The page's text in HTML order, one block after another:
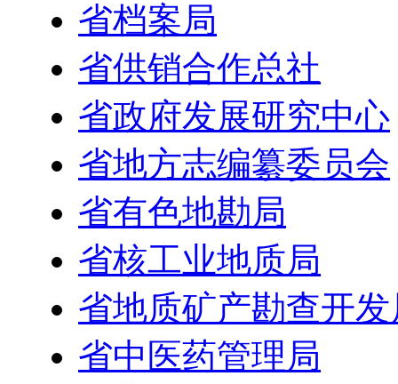
省档案局
省供销合作总社
省政府发展研究中心
省地方志编纂委员会
省有色地勘局
省核工业地质局
省地质矿产勘查开发
省中医药管理局